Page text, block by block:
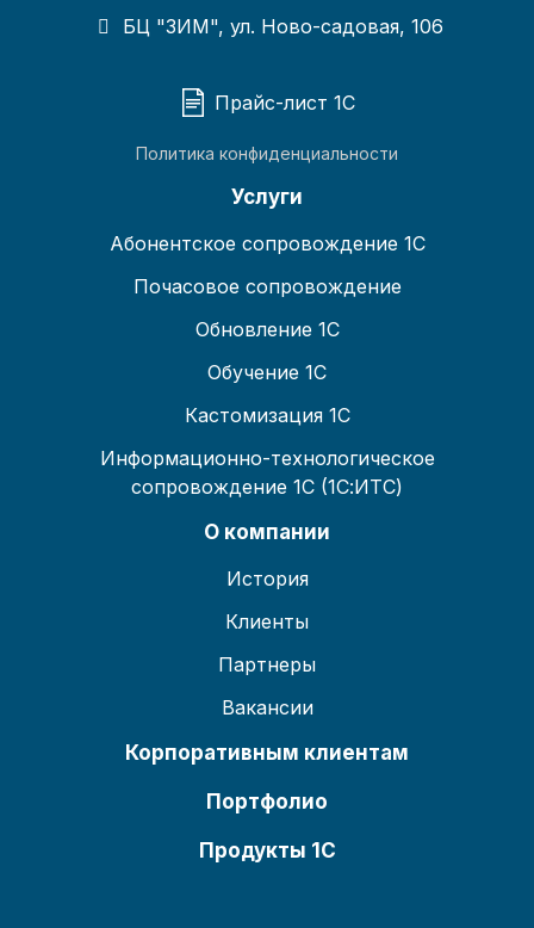
БЦ "ЗИМ", ул. Ново-садовая, 106
Прайс-лист 1С
Политика конфиденциальности
Услуги
Абонентское сопровождение 1С
Почасовое сопровождение
Обновление 1С
Обучение 1С
Кастомизация 1С
Информационно-технологическое
сопровождение 1С (1С:ИТС)
О компании
История
Клиенты
Партнеры
Вакансии
Корпоративным клиентам
Портфолио
Продукты 1С